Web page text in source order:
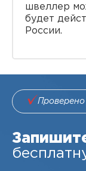
швеллер
будет
России.
Проверено